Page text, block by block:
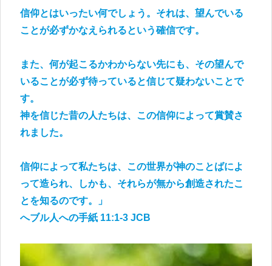
信仰とはいったい何でしょう。それは、望んでいる
ことが必ずかなえられるという確信です。
また、何が起こるかわからない先にも、その望んで
いることが必ず待っていると信じて疑わないことで
す。
神を信じた昔の人たちは、この信仰によって賞賛さ
れました。
信仰によって私たちは、この世界が神のことばによ
って造られ、しかも、それらが無から創造されたこ
とを知るのです。」
へブル人への手紙 11:1-3 JCB